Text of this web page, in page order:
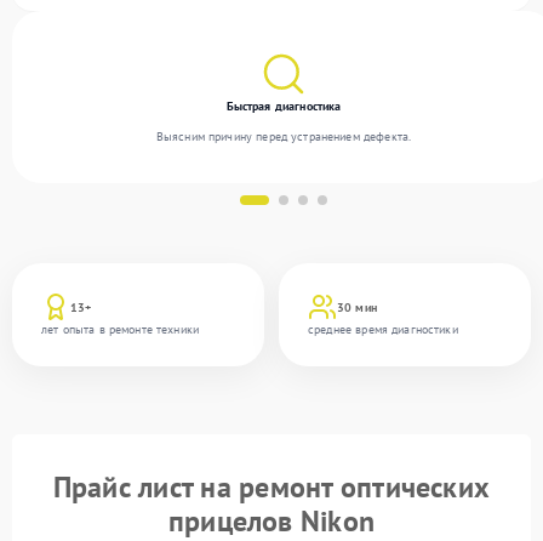
13+
лет опыта в ремонте техники
30 мин
среднее время диагностики
Быстрая диагностика
Выясним причину перед устранением дефекта.
Прайс лист на ремонт оптических
прицелов Nikon